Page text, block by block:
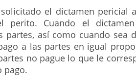
el dictamen pericial
perito. Cuando el
partes, así como cuando sea
a las partes en igual
no pague lo que le
pago.